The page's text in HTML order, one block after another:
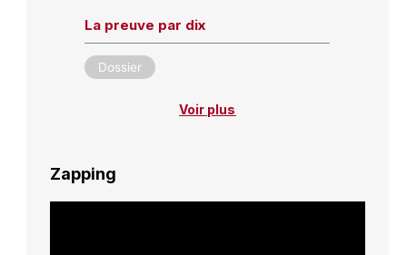
La preuve par dix
Dossier
Voir plus
Zapping